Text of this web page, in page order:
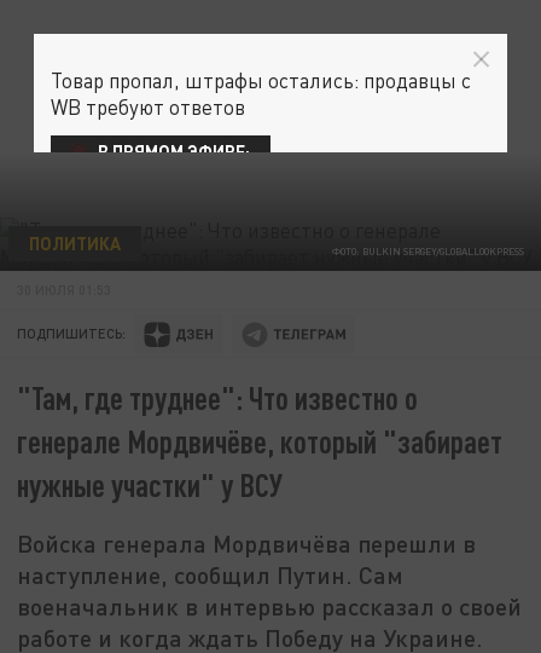
ФОТО: BULKIN SERGEY/GLOBALLOOKPRESS
ПОЛИТИКА
ПОДПИШИТЕСЬ:
"Там, где труднее": Что известно о
генерале Мордвичёве, который "забирает
нужные участки" у ВСУ
Войска генерала Мордвичёва перешли в
наступление, сообщил Путин. Сам
военачальник в интервью рассказал о своей
работе и когда ждать Победу на Украине.
Товар пропал, штрафы остались: продавцы с
WB требуют ответов
В ПРЯМОМ ЭФИРЕ: